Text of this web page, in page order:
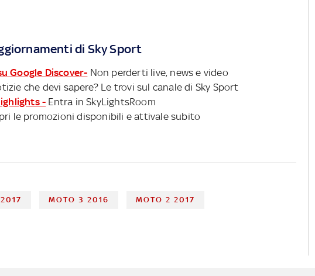
di Sky Sport
Google Discover- Non perderti live, news e video
che devi sapere? Le trovi sul canale di Sky Sport
- Entra in SkyLightsRoom
le promozioni disponibili e attivale subito
MOTO 3 2016 MOTO 2 2017